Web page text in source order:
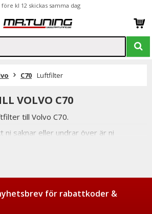
kl 12 skickas samma dag
C70 Luftfilter
VOLVO C70
till Volvo C70.
ni saknar eller undrar över är ni
oss per mail eller telefon.
för rabattkoder &